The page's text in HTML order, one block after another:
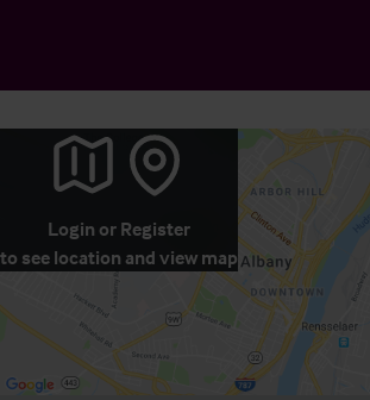
Login or Register
to see location and view map